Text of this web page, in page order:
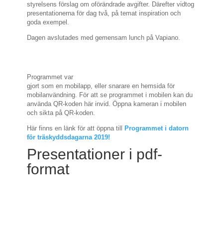
styrelsens förslag om oförändrade avgifter. Därefter vidtog
presentationerna för dag två, på temat inspiration och
goda exempel.
Dagen avslutades med gemensam lunch på Vapiano.
Programmet var
gjort som en mobilapp, eller snarare en hemsida för
mobilanvändning. För att se programmet i mobilen kan du
använda QR-koden här invid. Öppna kameran i mobilen
och sikta på QR-koden.
Här finns en länk för att öppna till
Programmet i datorn
för träskyddsdagarna 2019!
Presentationer i pdf-
format